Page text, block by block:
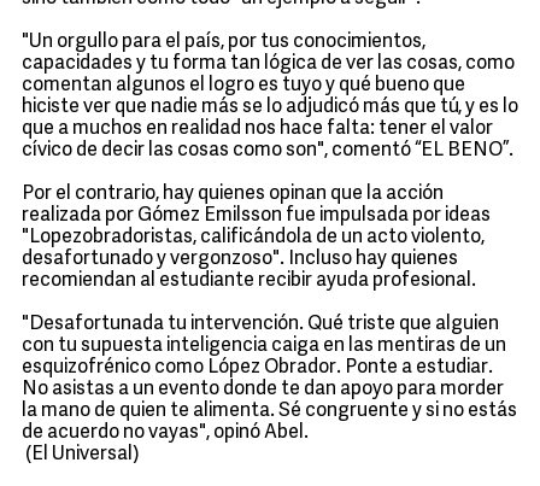
"Un orgullo para el país, por tus conocimientos,
capacidades y tu forma tan lógica de ver las cosas, como
comentan algunos el logro es tuyo y qué bueno que
hiciste ver que nadie más se lo adjudicó más que tú, y es lo
que a muchos en realidad nos hace falta: tener el valor
cívico de decir las cosas como son", comentó “EL BENO”.
Por el contrario, hay quienes opinan que la acción
realizada por Gómez Emilsson fue impulsada por ideas
"Lopezobradoristas, calificándola de un acto violento,
desafortunado y vergonzoso". Incluso hay quienes
recomiendan al estudiante recibir ayuda profesional.
"Desafortunada tu intervención. Qué triste que alguien
con tu supuesta inteligencia caiga en las mentiras de un
esquizofrénico como López Obrador. Ponte a estudiar.
No asistas a un evento donde te dan apoyo para morder
la mano de quien te alimenta. Sé congruente y si no estás
de acuerdo no vayas", opinó Abel.
(El Universal)